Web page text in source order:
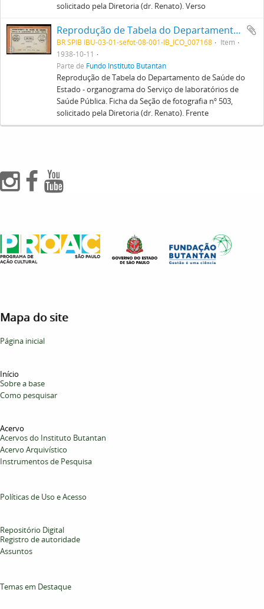
solicitado pela Diretoria (dr. Renato). Verso
Reprodução de Tabela do Departamento de Saúde do Estado - organograma do Serviço de laboratórios de Saúde Pública. Ficha da Seção de fotografia nº 503, solicitado pela Diretoria (dr. Renato). Frente
BR SPIB IBU-03-01-sefot-08-001-IB_ICO_007168
Item
1938-10-11
Parte de Fundo Instituto Butantan
Reprodução de Tabela do Departamento de Saúde do
Estado - organograma do Serviço de laboratórios de
Saúde Pública. Ficha da Seção de fotografia nº 503,
solicitado pela Diretoria (dr. Renato). Frente
Mapa do site
Página inicial
Início
Sobre a base
Como pesquisar
Acervo
Acervos do Instituto Butantan
Acervo Arquivístico
Instrumentos de Pesquisa
Políticas de Uso e Acesso
Repositório Digital
Registro de autoridade
Assuntos
Temas em Destaque